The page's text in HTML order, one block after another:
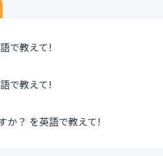
で教えて!
で教えて!
か？ を英語で教えて!